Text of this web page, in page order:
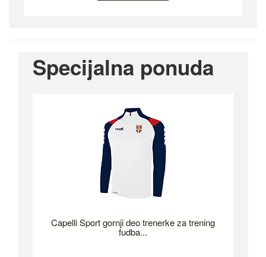
Specijalna ponuda
Capelli Sport gornji deo trenerke za trening
fudba...